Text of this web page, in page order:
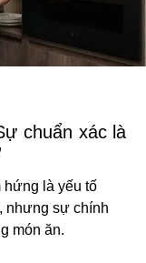
chuẩn xác là
hứng là yếu tố
nhưng sự chính
món ăn.